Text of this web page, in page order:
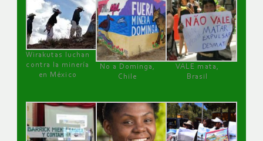
Wirakutas luchan
contra la minería
en México
No a Dominga,
Chile
VALE mata,
Brasil